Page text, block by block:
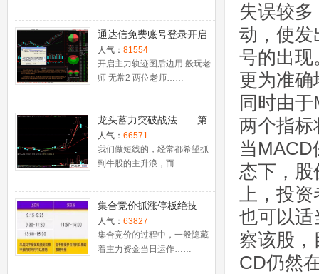
通达信免费账号登录开启
十档框和调用主力监控教
程
人气： 81554
开启主力轨迹图后边用 般玩老
师 无常2 两位老师……
龙头蓄力突破战法——第
一时间介入牛股主升浪捕
捉涨停板的技巧（图解）
人气： 66571
我们做短线的，经常都希望抓
到牛股的主升浪，而……
集合竞价抓涨停板绝技
（附公式源码）
人气： 63827
集合竞价的过程中，一般隐藏
着主力资金当日运作……
失误较
动，使发
号的出现
更为准
同时由
两个指标
当MACD
态下，
上，投资
也可以适
察该股，
CD仍然